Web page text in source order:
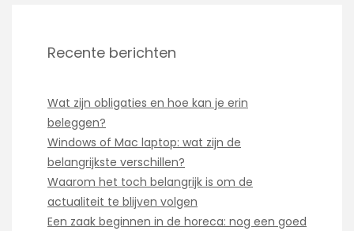
Recente berichten
Wat zijn obligaties en hoe kan je erin
beleggen?
Windows of Mac laptop: wat zijn de
belangrijkste verschillen?
Waarom het toch belangrijk is om de
actualiteit te blijven volgen
Een zaak beginnen in de horeca: nog een goed